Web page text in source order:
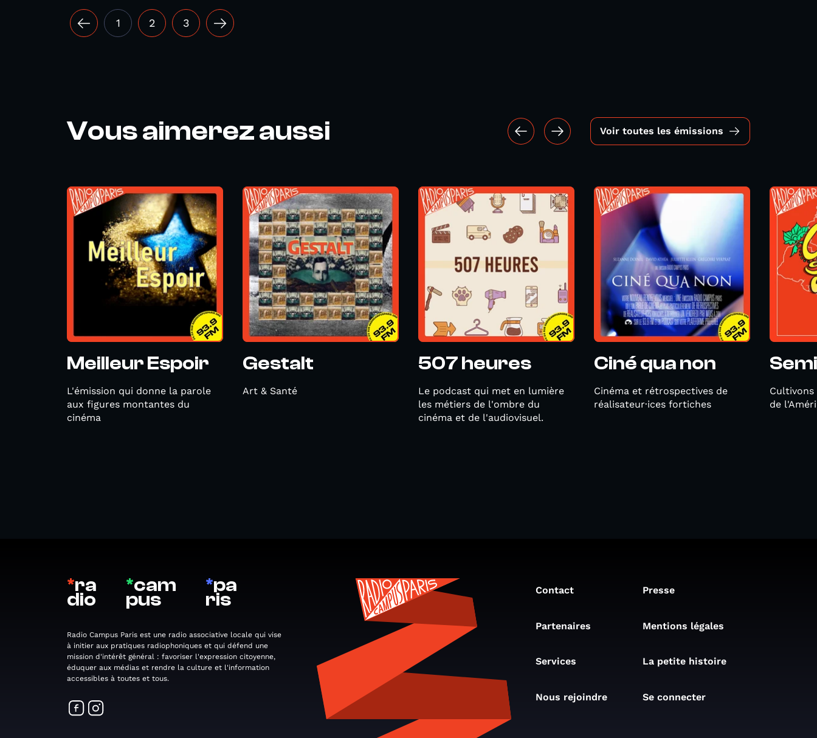
1 2 3
Vous aimerez aussi Voir toutes les émissions
Meilleur Espoir
L'émission qui donne la parole
aux figures montantes du
cinéma
Gestalt
Art & Santé
507 heures
Le podcast qui met en lumière
les métiers de l'ombre du
cinéma et de l'audiovisuel.
Ciné qua non
Cinéma et rétrospectives de
réalisateur·ices fortiches
de
*ra
dio
*cam
pus
*pa
ris
Radio Campus Paris est une radio associative locale qui vise
à initier aux pratiques radiophoniques et qui défend une
mission d'intérêt général : favoriser l'expression citoyenne,
éduquer aux médias et rendre la culture et l'information
accessibles à toutes et tous.
Contact Presse
Partenaires Mentions légales
Services La petite histoire
Nous rejoindre Se connecter